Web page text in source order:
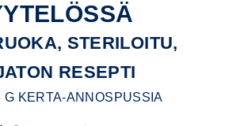
STERILOITU,
RESEPTI
G KERTA-ANNOSPUSSIA